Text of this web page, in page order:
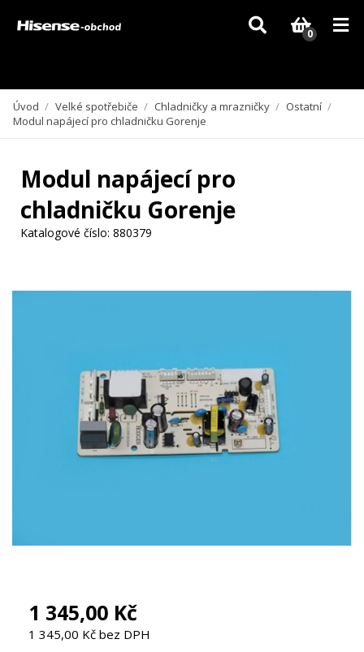
Vzhledem k aktuální situaci se může dodání dílů, které nejsou skladem,
zpozdit. Děkujeme za pochopení.
0
Úvod / Velké spotřebiče / Chladničky a mrazničky / Ostatní /
Modul napájecí pro chladničku Gorenje
Modul napájecí pro
chladničku Gorenje
Katalogové číslo: 880379
1 345,00 Kč
1 345,00 Kč bez DPH